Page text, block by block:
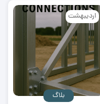
بلاگ
اردیبهشت